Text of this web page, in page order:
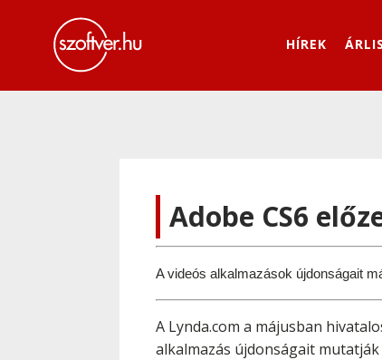
HÍREK
Adobe CS6
A videós alkalmazások újdonságait
A Lynda.com a májusban
alkalmazás újdonságait mutatják